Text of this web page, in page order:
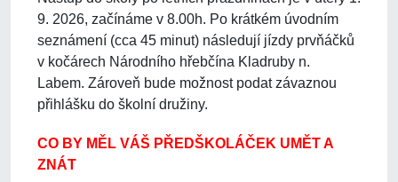
9. 2026, začínáme v 8.00h. Po krátkém úvodním
seznámení (cca 45 minut) následují jízdy prvňáčků
v kočárech Národního hřebčína Kladruby n.
Labem. Zároveň bude možnost podat závaznou
přihlášku do školní družiny.
CO BY MĚL VÁŠ PŘEDŠKOLÁČEK UMĚT A
ZNÁT